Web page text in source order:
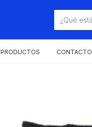
PRODUCTOS CONTACTO